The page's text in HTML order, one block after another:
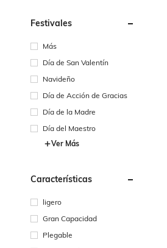
Festivales
Más
Día de San Valentín
Navideño
Día de Acción de Gracias
Día de la Madre
Día del Maestro
Ver Más
Características
ligero
Gran Capacidad
Plegable